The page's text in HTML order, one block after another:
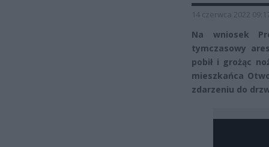
14 czerwca 2022
Na wniosek
tymczasowy
pobił i grożąc
mieszkańca
zdarzeniu do